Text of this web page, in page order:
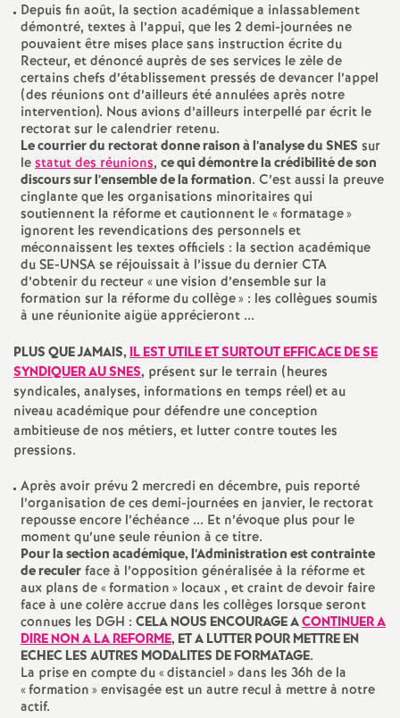
d
e
S
e
c
o
n
d
d
e
g
r
é
O
r
Depuis fin août, la section académique a inlassablement
démontré, textes à l’appui, que les 2 demi-journées ne
pouvaient être mises place sans instruction écrite du
Recteur, et dénoncé auprès de ses services le zèle de
certains chefs d’établissement pressés de devancer l’appel
(des réunions ont d’ailleurs été annulées après notre
intervention). Nous avions d’ailleurs interpellé par écrit le
rectorat sur le calendrier retenu.
Le courrier du rectorat donne raison à l’analyse du SNES sur
lestatut des réunions, ce qui démontre la crédibilité de son
discours sur l’ensemble de la formation. C’est aussi la preuve
cinglante que les organisations minoritaires qui
soutiennent la réforme et cautionnent le «formatage»
ignorent les revendications des personnels et
méconnaissent les textes officiels : la section académique
du SE-UNSA se réjouissait à l’issue du dernier CTA
d’obtenir du recteur «une vision d’ensemble sur la
formation sur la réforme du collège» : les collègues soumis
à une réunionite aigüe apprécieront ...
PLUS QUE JAMAIS,IL EST UTILE ET SURTOUT EFFICACE DE SE
SYNDIQUER AU SNES, présent sur le terrain (heures
syndicales, analyses, informations en temps réel) et au
niveau académique pour défendre une conception
ambitieuse de nos métiers, et lutter contre toutes les
pressions.
Après avoir prévu 2 mercredi en décembre, puis reporté
l’organisation de ces demi-journées en janvier, le rectorat
repousse encore l’échéance ... Et n’évoque plus pour le
moment qu’une seule réunion à ce titre.
Pour la section académique, l’Administration est contrainte
de reculerface à l’opposition généralisée à la réforme et
aux plans de «formation» locaux , et craint de devoir faire
face à une colère accrue dans les collèges lorsque seront
connues les DGH : CELA NOUS ENCOURAGE ACONTINUER A
DIRE NON A LA REFORME, ET A LUTTER POUR METTRE EN
ECHEC LES AUTRES MODALITES DE FORMATAGE.
La prise en compte du «distanciel» dans les 36h de la
«formation» envisagée est un autre recul à mettre à notre
actif.